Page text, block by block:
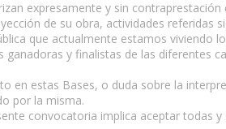
expresamente y sin
de su obra, actividades
que actualmente estamos viviendo
ganadoras y finalistas de las diferentes
en estas Bases, o duda sobre la
por la misma.
convocatoria implica aceptar todas